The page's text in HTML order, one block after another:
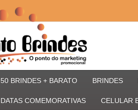
50 BRINDES + BARATO BRINDES
DATAS COMEMORATIVAS CELULAR